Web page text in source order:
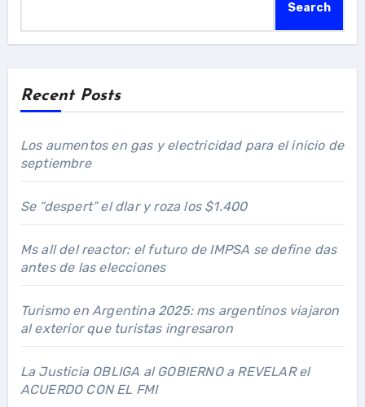
Search
Recent Posts
Los aumentos en gas y electricidad para el inicio de
septiembre
Se “despert” el dlar y roza los $1.400
Ms all del reactor: el futuro de IMPSA se define das
antes de las elecciones
Turismo en Argentina 2025: ms argentinos viajaron
al exterior que turistas ingresaron
La Justicia OBLIGA al GOBIERNO a REVELAR el
ACUERDO CON EL FMI